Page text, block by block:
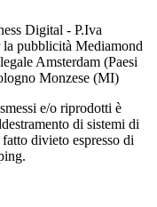
Digital - P.Iva
pubblicità Mediamond
Amsterdam (Paesi
Monzese (MI)
e/o riprodotti è
di sistemi di
divieto espresso di